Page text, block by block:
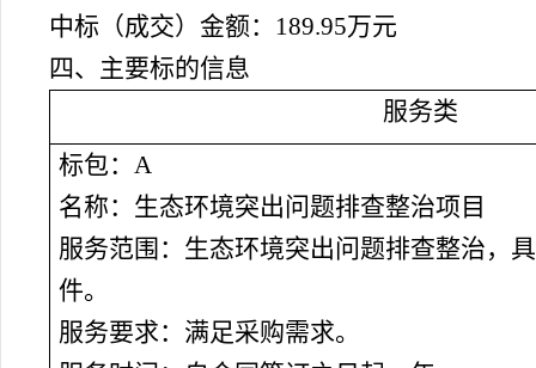
中标（成交）金额： 189.95万元
四、主要标的信息
服务类
标包： A
名称：生态环境突出问题排查整治项目
服务范围：生态环境突出问题排查整治，
件。
服务要求：满足采购需求。